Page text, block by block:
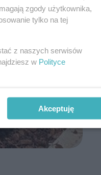
zgody użytkownika,
tylko na tej
z naszych serwisów
w Polityce
Akceptuję